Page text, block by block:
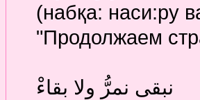
(набқа: наси:ру
"Продолжаем
نبقى نمرُّ ولا بقاءْ